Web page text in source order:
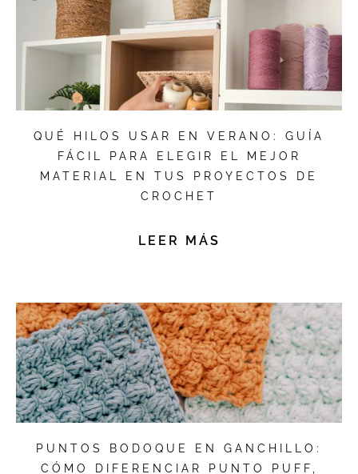
QUÉ HILOS USAR EN VERANO: GUÍA
FÁCIL PARA ELEGIR EL MEJOR
MATERIAL EN TUS PROYECTOS DE
CROCHET
LEER MÁS
PUNTOS BODOQUE EN GANCHILLO:
CÓMO DIFERENCIAR PUNTO PUFF,